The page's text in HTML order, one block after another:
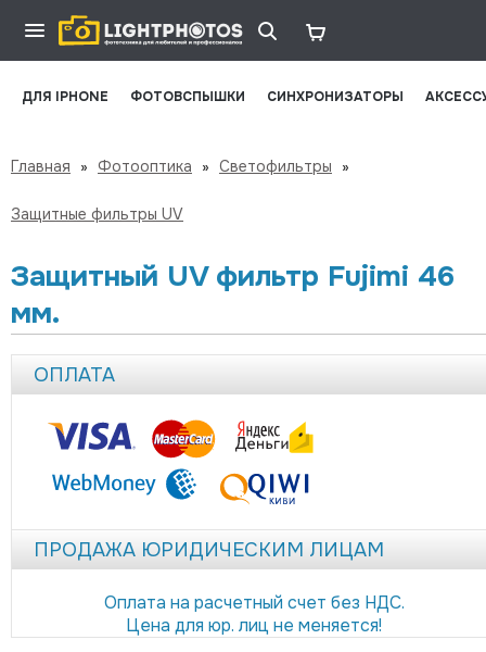
ДЛЯ IPHONE ФОТОВСПЫШКИ СИНХРОНИЗАТОРЫ
Главная » Фотооптика » Светофильтры »
Защитные фильтры UV
Защитный UV фильтр Fujimi 46
мм.
ОПЛАТА
ПРОДАЖА ЮРИДИЧЕСКИМ ЛИЦАМ
Оплата на расчетный счет без НДС.
Цена для юр. лиц не меняется!